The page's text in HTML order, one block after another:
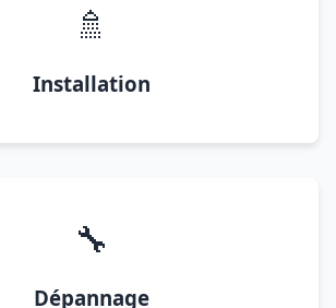
🚿
Installation
🔧
Dépannage